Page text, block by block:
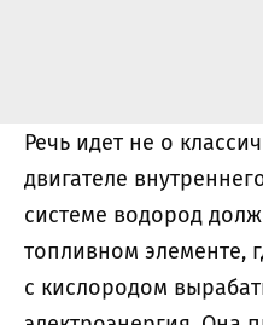
Речь идет не о
двигателе
системе водород
топливном элементе,
с кислородом